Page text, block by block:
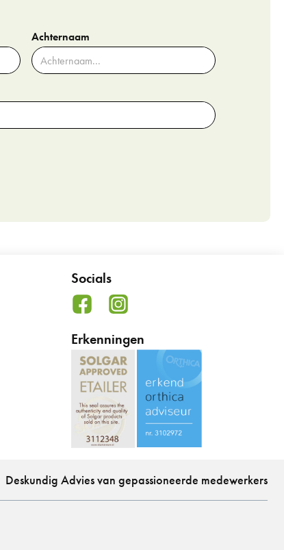
Achternaam
Socials
Erkenningen
Deskundig Advies van gepassioneerde medewerkers